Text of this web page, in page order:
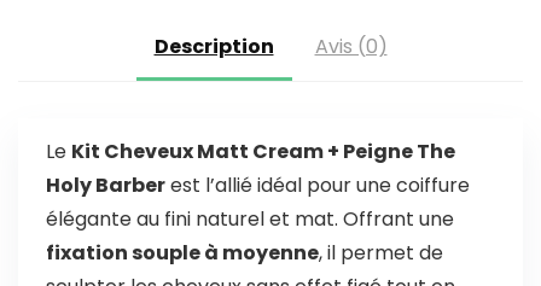
Description Avis (0)
Le Kit Cheveux Matt Cream + Peigne The
Holy Barberest l’allié idéal pour une coiffure
élégante au fini naturel et mat. Offrant une
fixation souple à moyenne, il permet de